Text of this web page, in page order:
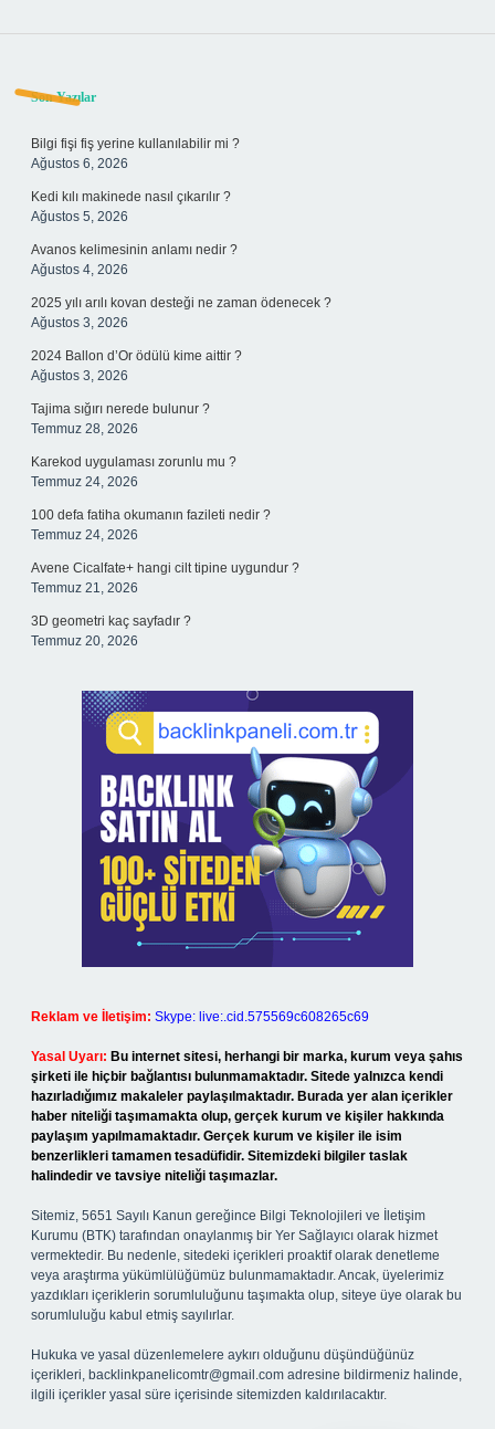
Sidebar
Son Yazılar
Bilgi fişi fiş yerine kullanılabilir mi ?
Ağustos 6, 2026
Kedi kılı makinede nasıl çıkarılır ?
Ağustos 5, 2026
Avanos kelimesinin anlamı nedir ?
Ağustos 4, 2026
2025 yılı arılı kovan desteği ne zaman ödenecek ?
Ağustos 3, 2026
2024 Ballon d’Or ödülü kime aittir ?
Ağustos 3, 2026
Tajima sığırı nerede bulunur ?
Temmuz 28, 2026
Karekod uygulaması zorunlu mu ?
Temmuz 24, 2026
100 defa fatiha okumanın fazileti nedir ?
Temmuz 24, 2026
Avene Cicalfate+ hangi cilt tipine uygundur ?
Temmuz 21, 2026
3D geometri kaç sayfadır ?
Temmuz 20, 2026
Reklam ve İletişim: Skype: live:.cid.575569c608265c69
Yasal Uyarı: Bu internet sitesi, herhangi bir marka, kurum veya şahıs
şirketi ile hiçbir bağlantısı bulunmamaktadır. Sitede yalnızca kendi
hazırladığımız makaleler paylaşılmaktadır. Burada yer alan içerikler
haber niteliği taşımamakta olup, gerçek kurum ve kişiler hakkında
paylaşım yapılmamaktadır. Gerçek kurum ve kişiler ile isim
benzerlikleri tamamen tesadüfidir. Sitemizdeki bilgiler taslak
halindedir ve tavsiye niteliği taşımazlar.
Sitemiz, 5651 Sayılı Kanun gereğince Bilgi Teknolojileri ve İletişim
Kurumu (BTK) tarafından onaylanmış bir Yer Sağlayıcı olarak hizmet
vermektedir. Bu nedenle, sitedeki içerikleri proaktif olarak denetleme
veya araştırma yükümlülüğümüz bulunmamaktadır. Ancak, üyelerimiz
yazdıkları içeriklerin sorumluluğunu taşımakta olup, siteye üye olarak bu
sorumluluğu kabul etmiş sayılırlar.
Hukuka ve yasal düzenlemelere aykırı olduğunu düşündüğünüz
içerikleri, backlinkpanelicomtr@gmail.com adresine bildirmeniz halinde,
ilgili içerikler yasal süre içerisinde sitemizden kaldırılacaktır.